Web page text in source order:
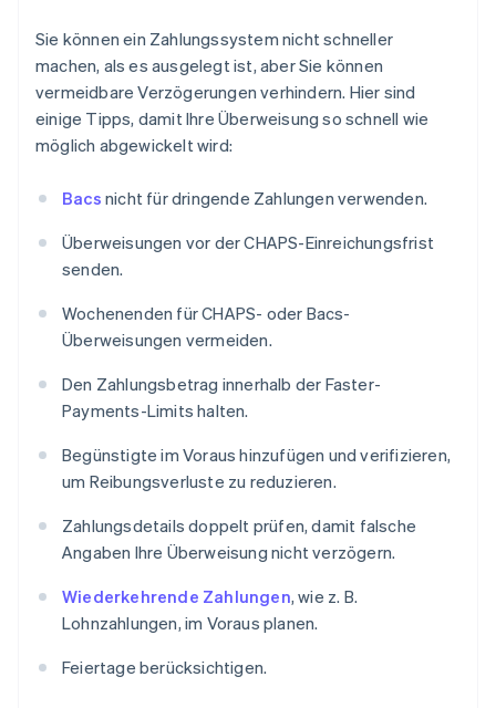
Sie können ein Zahlungssystem nicht schneller
machen, als es ausgelegt ist, aber Sie können
vermeidbare Verzögerungen verhindern. Hier sind
einige Tipps, damit Ihre Überweisung so schnell wie
möglich abgewickelt wird:
Bacs nicht für dringende Zahlungen verwenden.
Überweisungen vor der CHAPS-Einreichungsfrist
senden.
Wochenenden für CHAPS- oder Bacs-
Überweisungen vermeiden.
Den Zahlungsbetrag innerhalb der Faster-
Payments-Limits halten.
Begünstigte im Voraus hinzufügen und verifizieren,
um Reibungsverluste zu reduzieren.
Zahlungsdetails doppelt prüfen, damit falsche
Angaben Ihre Überweisung nicht verzögern.
Wiederkehrende Zahlungen, wie z. B.
Lohnzahlungen, im Voraus planen.
Feiertage berücksichtigen.